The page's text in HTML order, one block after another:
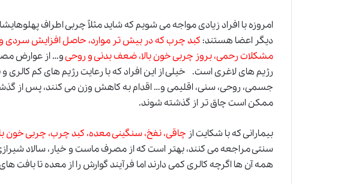
امروزه با افراد زیادی مواجه می شویم که شاید مثلاً چربی اطراف
دیگر اعضا هستند: کبد چرب که در بیش تر موارد، حاصل افزایش سردی
مشکلات رحمی، بروز چربی خون بالا، ضعف بدنی و روحیو… از عوارض
رژیم های لاغری است. خیلی از این افراد که با رعایت رژیم های کم
جسمی، روحی، سنی، اقلیمی و… اقدام به کاهش وزن می کنند، پس از
ممکن است چاق تر از گذشته شوند.
بیمارانی که با شکایت از چاقی، نفخ، سنگینی معده، کبد چرب، چربی خون
سنتی مراجعه می کنند، بهتر است که از مصرف ماست و خیار، سالاد
همه آن ها اگرچه کالری کمی دارند اما فرآیند گوارش را از معده تا بافت